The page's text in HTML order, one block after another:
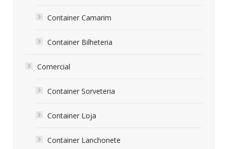
Container Camarim
Container Bilheteria
Comercial
Container Sorveteria
Container Loja
Container Lanchonete